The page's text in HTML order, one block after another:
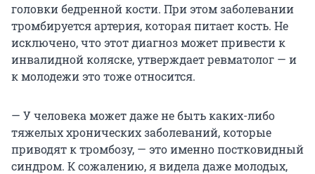
головки бедренной кости. При этом заболевании
тромбируется артерия, которая питает кость. Не
исключено, что этот диагноз может привести к
инвалидной коляске, утверждает ревматолог — и
к молодежи это тоже относится.
— У человека может даже не быть каких-либо
тяжелых хронических заболеваний, которые
приводят к тромбозу, — это именно постковидный
синдром. К сожалению, я видела даже молодых,